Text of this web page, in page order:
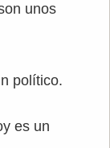
unos
político.
es un